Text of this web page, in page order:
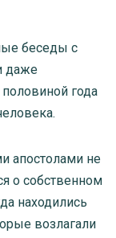
беседы с
даже
года
не
о собственном
находились
возлагали